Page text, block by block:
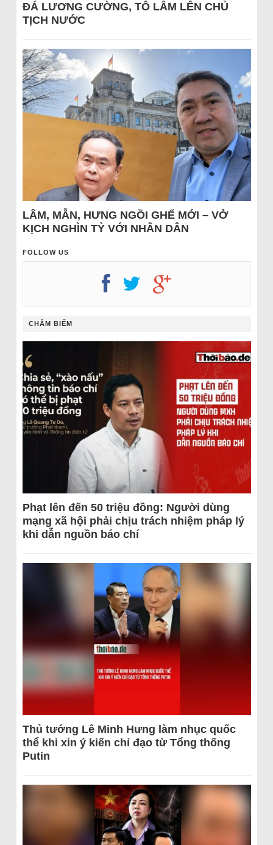
ĐÁ LƯƠNG CƯỜNG, TÔ LÂM LÊN CHỦ
TỊCH NƯỚC
LÂM, MẪN, HƯNG NGỒI GHẾ MỚI – VỞ
KỊCH NGHÌN TỶ VỚI NHÂN DÂN
FOLLOW US
CHÂM BIẾM
Phạt lên đến 50 triệu đồng: Người dùng
mạng xã hội phải chịu trách nhiệm pháp lý
khi dẫn nguồn báo chí
Thủ tướng Lê Minh Hưng làm nhục quốc
thể khi xin ý kiến chỉ đạo từ Tổng thống
Putin